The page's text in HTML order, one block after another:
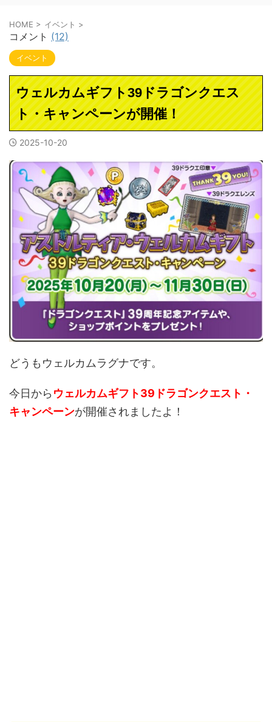
HOME > イベント >
コメント (12)
イベント
ウェルカムギフト39ドラゴンクエス
ト・キャンペーンが開催！
2025-10-20
どうもウェルカムラグナです。
今日から ウェルカムギフト39ドラゴンクエスト・
キャンペーンが開催されましたよ！